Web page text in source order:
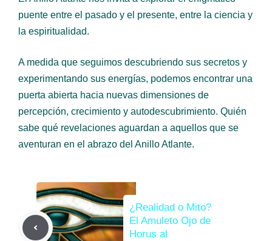
puente entre el pasado y el presente, entre la ciencia y
la espiritualidad.
A medida que seguimos descubriendo sus secretos y
experimentando sus energías, podemos encontrar una
puerta abierta hacia nuevas dimensiones de
percepción, crecimiento y autodescubrimiento. Quién
sabe qué revelaciones aguardan a aquellos que se
aventuran en el abrazo del Anillo Atlante.
¿Realidad o Mito?
El Amuleto Ojo de
Horus al